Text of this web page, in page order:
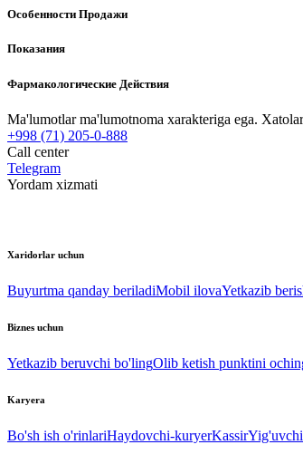
Особенности Продажи
Показания
Фармакологические Действия
Ma'lumotlar ma'lumotnoma xarakteriga ega.
+998 (71) 205-0-888
Call center
Telegram
Yordam xizmati
Xaridorlar uchun
Buyurtma qanday beriladiMobil ilovaYetkazib
Biznes uchun
Yetkazib beruvchi bo'lingOlib ketish punktini
Karyera
Bo'sh ish o'rinlariHaydovchi-kuryerKassirYig'uvchi